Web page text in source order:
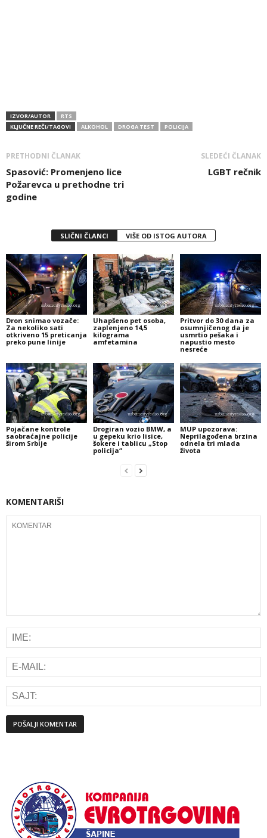
IZVOR/AUTOR
RTS
KLJUČNE REČI/TAGOVI
ALKOHOL DROGA TEST POLICIJA
PRETHODNI ČLANAK
Spasović: Promenjeno lice
Požarevca u prethodne tri
godine
SLEDEĆI ČLANAK
LGBT rečnik
SLIČNI ČLANCI VIŠE OD ISTOG AUTORA
Dron snimao vozače:
Za nekoliko sati
otkriveno 15 preticanja
preko pune linije
Uhapšeno pet osoba,
zaplenjeno 14,5
kilograma
amfetamina
Pritvor do 30 dana za
osumnjičenog da je
usmrtio pešaka i
napustio mesto
nesreće
Pojačane kontrole
saobraćajne policije
širom Srbije
Drogiran vozio BMW, a
u gepeku krio lisice,
šokere i tablicu „Stop
policija“
MUP upozorava:
Neprilagođena brzina
odnela tri mlada
života
KOMENTARIŠI